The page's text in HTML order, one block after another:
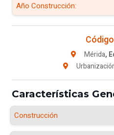
Año Construcción:
Mérida,
Características
Construcción